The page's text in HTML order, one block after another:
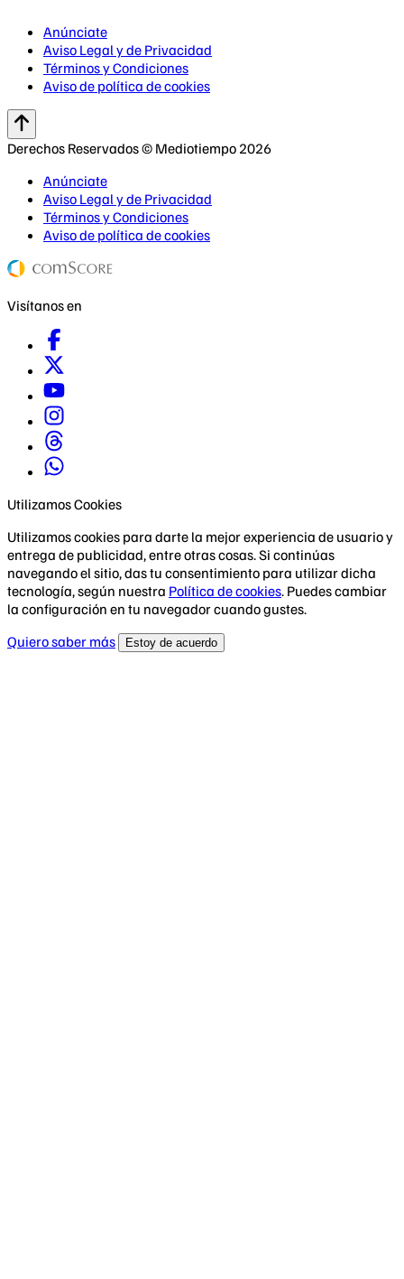
Anúnciate
Aviso Legal y de Privacidad
Términos y Condiciones
Aviso de política de cookies
Derechos Reservados © Mediotiempo 2026
Anúnciate
Aviso Legal y de Privacidad
Términos y Condiciones
Aviso de política de cookies
Visítanos en
Utilizamos Cookies
Utilizamos cookies para darte la mejor experiencia de usuario y
entrega de publicidad, entre otras cosas. Si continúas
navegando el sitio, das tu consentimiento para utilizar dicha
tecnología, según nuestra Política de cookies. Puedes cambiar
la configuración en tu navegador cuando gustes.
Quiero saber más
Estoy de acuerdo